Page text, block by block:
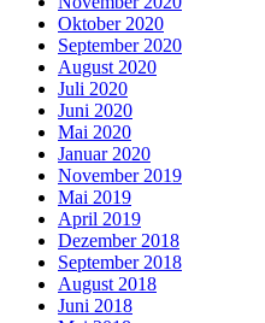
Oktober 2020
September 2020
August 2020
Juli 2020
Juni 2020
Mai 2020
Januar 2020
November 2019
Mai 2019
April 2019
Dezember 2018
September 2018
August 2018
Juni 2018